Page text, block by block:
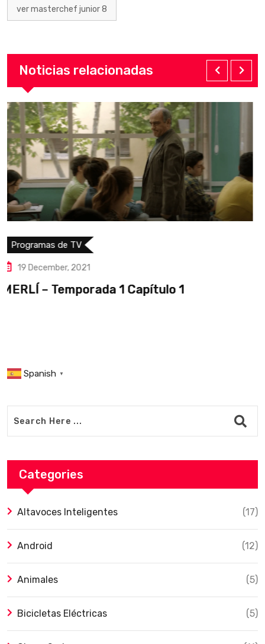
ver masterchef junior 8
Noticias relacionadas
Programas de TV
15 December, 2020
Spanish ▼
Categories
Altavoces Inteligentes (17)
Android (12)
Animales (5)
Bicicletas Eléctricas (5)